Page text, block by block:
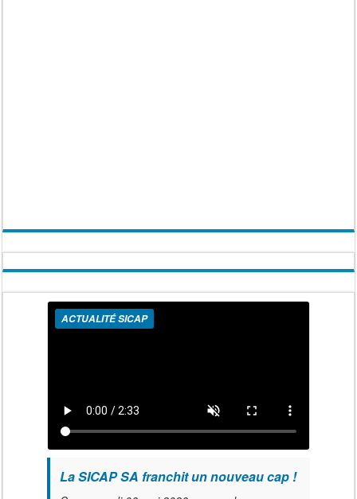
ACTUALITÉ SICAP
La SICAP SA franchit un nouveau cap !